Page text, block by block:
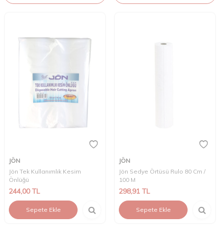
JÖN
Jön Tek Kullanımlık Kesim
Önlüğü
244,00TL
Sepete Ekle
JÖN
Jön Sedye Örtüsü Rulo 80 Cm /
100 M
298,91 TL
Sepete Ekle